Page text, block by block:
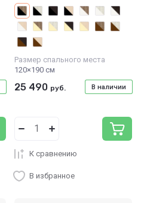
Размер спального места
120×190 см
В наличии
25 490 руб.
К сравнению
В избранное